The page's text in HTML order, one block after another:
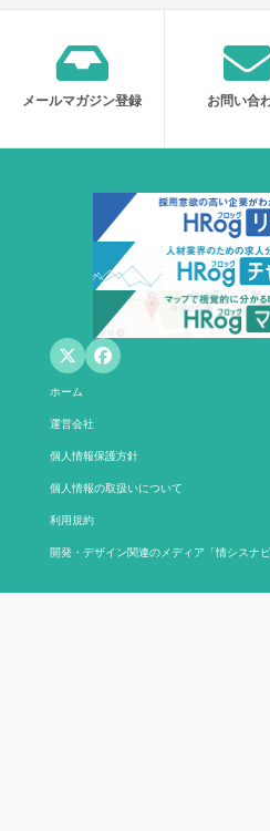
メールマガジン登録 お問い合
ホーム
運営会社
個人情報保護方針
個人情報の取扱いについて
利用規約
開発・デザイン関連のメディア「情シスナビ